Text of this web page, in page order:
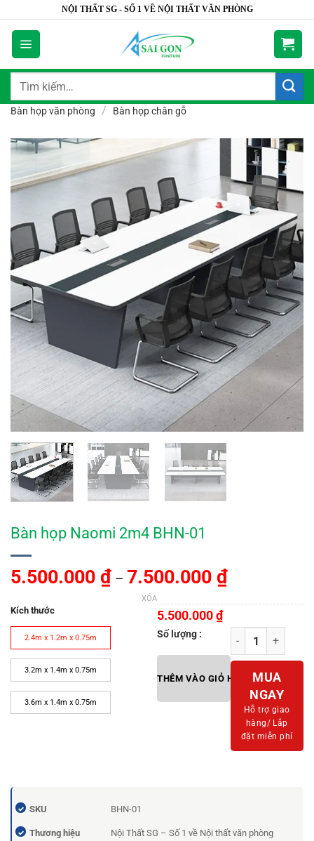
dung
NỘI THẤT SG - SỐ 1 VỀ NỘI THẤT VĂN PHÒNG
Tìm
Bàn họp văn phòng / Bàn họp chân gỗ
Bàn họp Naomi 2m4 BHN-01
5.500.000 ₫ – 7.500.000 ₫
Kích thước
2.4m x 1.2m x 0.75m
3.2m x 1.4m x 0.75m
3.6m x 1.4m x 0.75m
XÓA
5.500.000₫
Số lượng : Bàn họp Naomi
THÊM VÀO GIỎ HÀNG MUA
NGAY
Hỗ trợ giao
hàng/ Lắp
đặt miễn phí
SKU BHN-01
Thương hiệu Nội Thất SG – Số 1 về Nội thất văn phòng